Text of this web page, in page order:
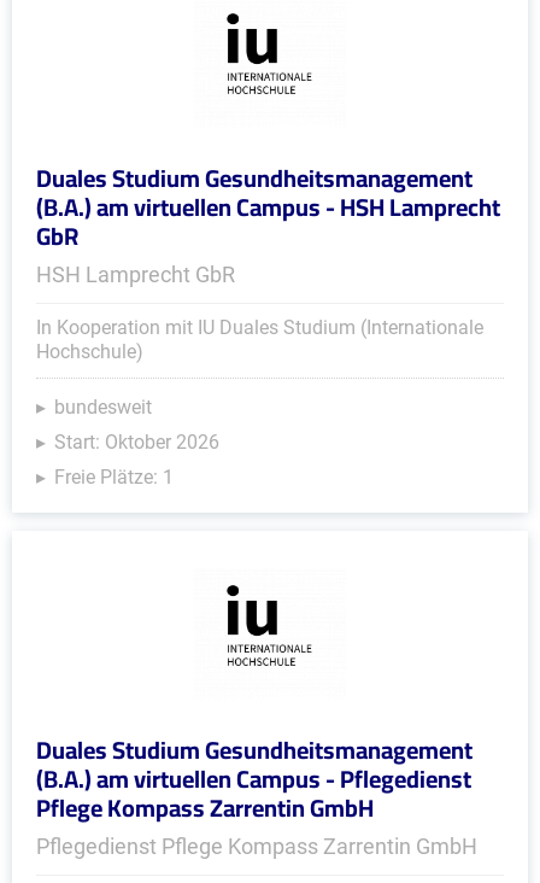
Duales Studium Gesundheitsmanagement
(B.A.) am virtuellen Campus - HSH Lamprecht
GbR
HSH Lamprecht GbR
In Kooperation mit IU Duales Studium (Internationale
Hochschule)
bundesweit
Start: Oktober 2026
Freie Plätze: 1
Duales Studium Gesundheitsmanagement
(B.A.) am virtuellen Campus - Pflegedienst
Pflege Kompass Zarrentin GmbH
Pflegedienst Pflege Kompass Zarrentin GmbH